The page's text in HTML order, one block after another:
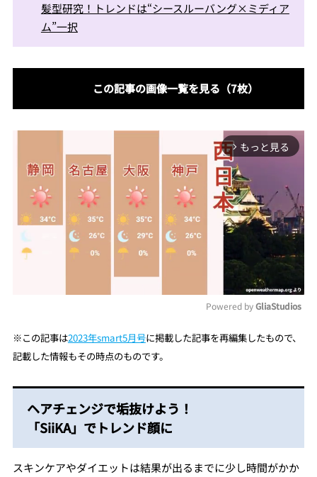
髪型研究！トレンドは“シースルーバング×ミディア
ム”一択
この記事の画像一覧を見る（7枚）
arrow_forward_ios もっと見る
Mute
Powered by GliaStudios
※この記事は2023年smart5月号に掲載した記事を再編集したもので、
記載した情報もその時点のものです。
ヘアチェンジで垢抜けよう！
「SiiKA」でトレンド顔に
スキンケアやダイエットは結果が出るまでに少し時間がかか